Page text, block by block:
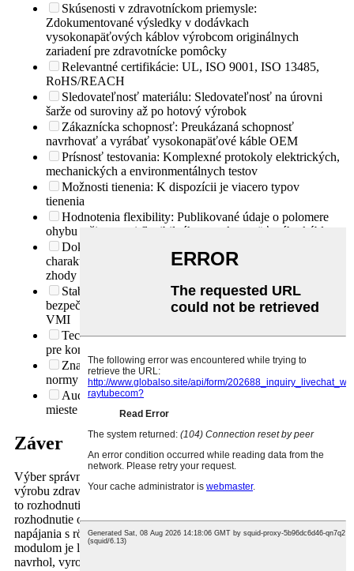
Skúsenosti v zdravotníckom priemysle:
Zdokumentované výsledky v dodávkach
vysokonapäťových káblov výrobcom originálnych
zariadení pre zdravotnícke pomôcky
Relevantné certifikácie: UL, ISO 9001, ISO 13485,
RoHS/REACH
Sledovateľnosť materiálu: Sledovateľnosť na úrovni
šarže od suroviny až po hotový výrobok
Zákaznícka schopnosť: Preukázaná schopnosť
navrhovať a vyrábať vysokonapäťové káble OEM
Prísnosť testovania: Komplexné protokoly elektrických,
mechanických a environmentálnych testov
Možnosti tienenia: K dispozícii je viacero typov
tienenia
Hodnotenia flexibility: Publikované údaje o polomere
ohybu a životnosti flexibilného vysokonapäťového kábla
Dokumentácia kvality: k dispozícii sú údaje o súhrne
charakteristických vlastností výrobku (SPC), certifikáty
zhody (CoC) a správy o kontrole prvého výrobku
Stabilita dodávateľského reťazca: Programy
bezpečnostných zásob, duálne zdroje surovín, schopnosť
VMI
Technická podpora: Technický personál je k dispozícii
pre konzultácie s návrhom a spätnú väzbu od DFM
Znalosť regulačných predpisov: Pochopenie dôsledkov
normy IEC 60601-1, FDA QSR a nariadenia EU MDR
Audit továrne: Vykonaný a zdokumentovaný audit na
mieste alebo virtuálny audit
Záver
Výber správneho dodávateľa vysokonapäťových vodičov na
výrobu zdravotníckych pomôcok nie je rozhodnutie o kúpe – je
to rozhodnutie o dizajne, kvalite a v konečnom dôsledku
rozhodnutie o bezpečnosti pacienta. Kábel spájajúci váš zdroj
napájania s röntgenovou trubicou alebo vysokonapäťovým
modulom je len taký spoľahlivý, ako dodávateľ, ktorý ho
navrhol, vyrobil a otestoval.